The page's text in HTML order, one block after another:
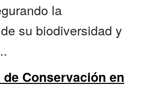
la
su biodiversidad y
Conservación en